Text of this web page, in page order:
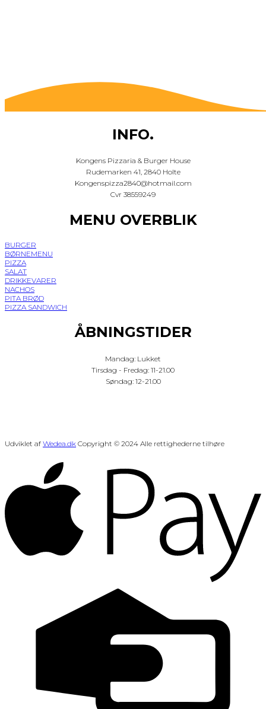
INFO.
Kongens Pizzaria & Burger House
Rudemarken 41, 2840 Holte
Kongenspizza2840@hotmail.com
Cvr 38559249
MENU OVERBLIK
BURGER
BØRNEMENU
PIZZA
SALAT
DRIKKEVARER
NACHOS
PITA BRØD
PIZZA SANDWICH
ÅBNINGSTIDER
Mandag: Lukket
Tirsdag - Fredag: 11-21.00
Søndag: 12-21.00
Udviklet af Wedea.dk Copyright © 2024 Alle rettighederne tilhøre